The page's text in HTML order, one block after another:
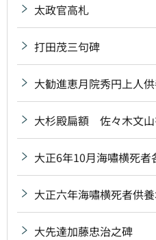
太政官高札
打田茂三句碑
大勧進恵月院秀円上人
大杉殿扁額 佐々木文
大正6年10月海嘯横死者
大正六年海嘯横死者供
大先達加藤忠治之碑